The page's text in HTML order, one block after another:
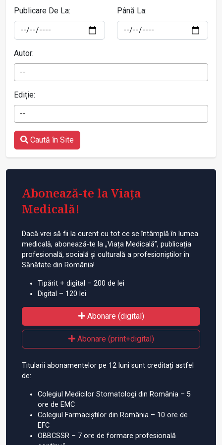
Publicare De La: Până La:
Autor:
--
Ediție:
--
Caută în Site
Abonează-te la Viața
Medicală!
Dacă vrei să fii la curent cu tot ce se întâmplă în lumea
medicală, abonează-te la „Viața Medicală”, publicația
profesională, socială și culturală a profesioniștilor în
Sănătate din România!
Tipărit + digital – 200 de lei
Digital – 120 lei
Abonare (digital)
Abonare (print+digital)
Titularii abonamentelor pe 12 luni sunt creditați astfel
de:
Colegiul Medicilor Stomatologi din România – 5
ore de EMC
Colegiul Farmaciștilor din România – 10 ore de
EFC
OBBCSSR – 7 ore de formare profesională